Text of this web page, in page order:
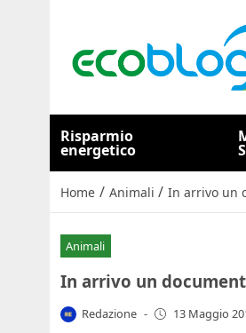
Risparmio
energetico
Home / Animali / In arrivo un
Animali
In arrivo un
Redazione - 13 Maggio